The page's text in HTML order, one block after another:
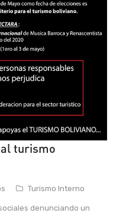
turismo
Turismo Interno
denunciando un